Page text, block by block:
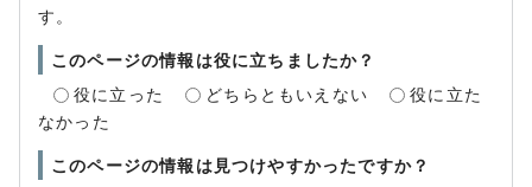
す。
このページの情報は役に立ちましたか？
役に立った
どちらともいえない
役に立た
なかった
このページの情報は見つけやすかったですか？